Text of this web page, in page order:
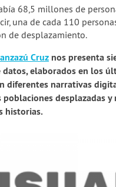
68,5 millones de
una de cada 110
de desplazamiento.
Cruz nos presenta
datos, elaborados en los
diferentes narrativas
desplazadas y
historias.